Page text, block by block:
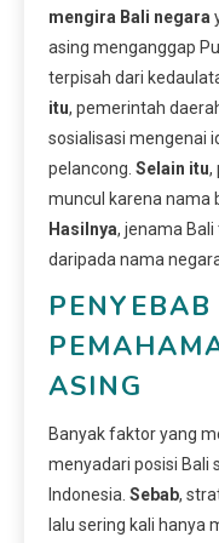
mengira Bali negara
asing menganggap
terpisah dari
itu, pemerintah
sosialisasi mengenai
pelancong. Selain itu,
muncul karena nama
Hasilnya, jenama
daripada nama
ASING
Banyak faktor yang
menyadari posisi Bali
Indonesia. Sebab,
lalu sering kali hanya